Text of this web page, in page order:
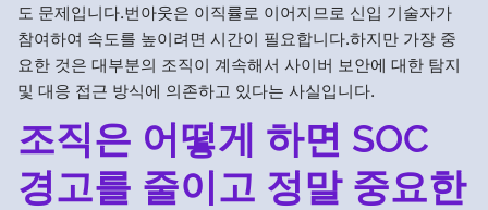
도 문제입니다.번아웃은 이직률로 이어지므로 신입 기술자가
참여하여 속도를 높이려면 시간이 필요합니다.하지만 가장 중
요한 것은 대부분의 조직이 계속해서 사이버 보안에 대한 탐지
및 대응 접근 방식에 의존하고 있다는 사실입니다.
조직은 어떻게 하면 SOC
경고를 줄이고 정말 중요한